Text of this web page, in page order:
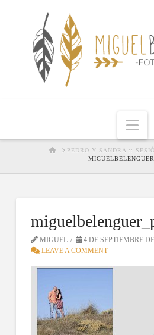
HOMEPEDRO Y SANDRA ::
MIGUEL
4 DE SEPTIEMBRE
LEAVE A COMMENT